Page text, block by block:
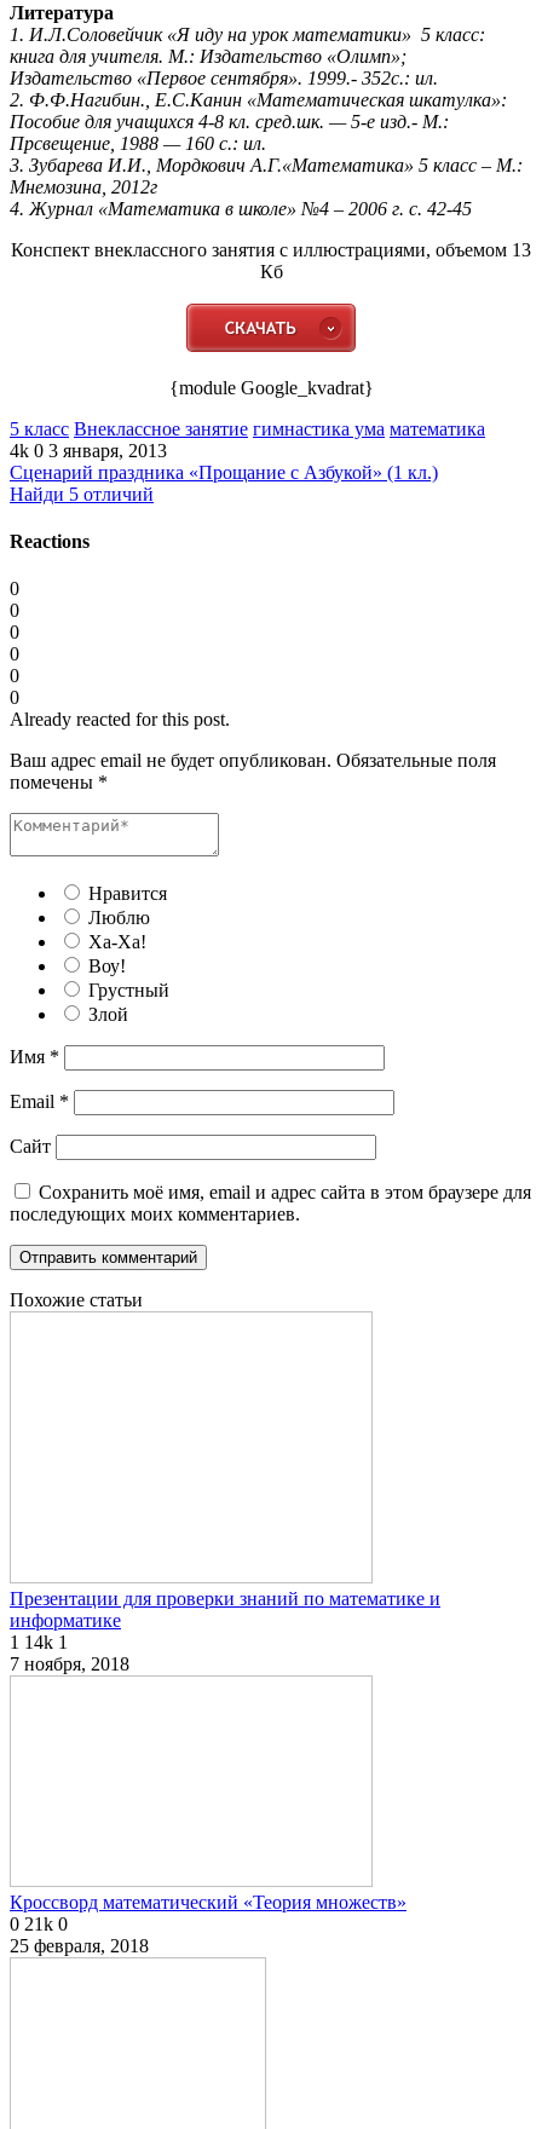
Литература
1. И.Л.Соловейчик «Я иду на урок математики» 5 класс:
книга для учителя. М.: Издательство «Олимп»;
Издательство «Первое сентября». 1999.- 352с.: ил.
2. Ф.Ф.Нагибин., Е.С.Канин «Математическая шкатулка»:
Пособие для учащихся 4-8 кл. сред.шк. — 5-е изд.- М.:
Прсвещение, 1988 — 160 с.: ил.
3. Зубарева И.И., Мордкович А.Г.«Математика» 5 класс – М.:
Мнемозина, 2012г
4. Журнал «Математика в школе» №4 – 2006 г. с. 42-45
Конспект внеклассного занятия с иллюстрациями, объемом 13
Кб
{module Google_kvadrat}
5 класс Внеклассное занятие гимнастика ума математика
4k 0 3 января, 2013
Сценарий праздника «Прощание с Азбукой» (1 кл.)
Найди 5 отличий
Reactions
0
0
0
0
0
0
Already reacted for this post.
Ваш адрес email не будет опубликован. Обязательные поля
помечены *
Нравится
Люблю
Ха-Ха!
Воу!
Грустный
Злой
Имя *
Email *
Сайт
Сохранить моё имя, email и адрес сайта в этом браузере для
последующих моих комментариев.
Похожие статьи
Презентации для проверки знаний по математике и
информатике
1 14k 1
7 ноября, 2018
Кроссворд математический «Теория множеств»
0 21k 0
25 февраля, 2018